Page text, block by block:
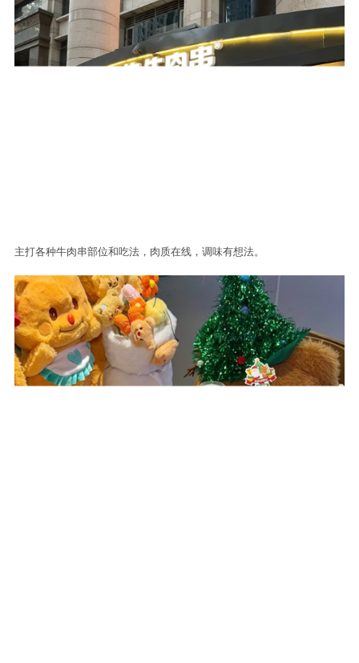
主打各种牛肉串部位和吃法，肉质在线，调味有想法。